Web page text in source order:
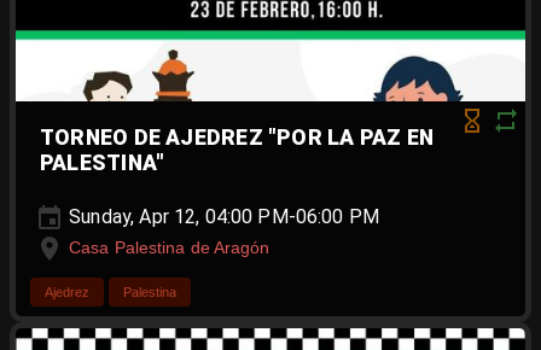
TORNEO DE AJEDREZ "POR LA PAZ EN
PALESTINA"
Sunday, Apr 12, 04:00 PM-06:00 PM
Casa Palestina de Aragón
Ajedrez Palestina